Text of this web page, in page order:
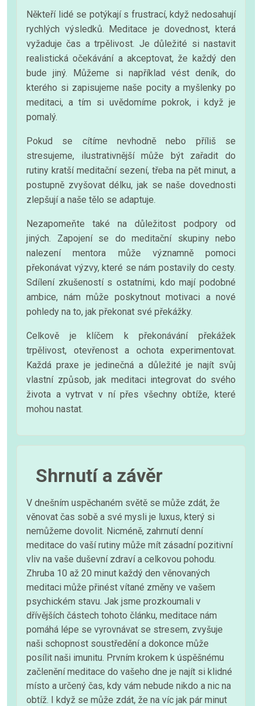
Někteří lidé se potýkají s frustrací, když nedosahují
rychlých výsledků. Meditace je dovednost, která
vyžaduje čas a trpělivost. Je důležité si nastavit
realistická očekávání a akceptovat, že každý den
bude jiný. Můžeme si například vést deník, do
kterého si zapisujeme naše pocity a myšlenky po
meditaci, a tím si uvědomíme pokrok, i když je
pomalý.
Pokud se cítíme nevhodně nebo příliš se
stresujeme, ilustrativnější může být zařadit do
rutiny kratší meditační sezení, třeba na pět minut, a
postupně zvyšovat délku, jak se naše dovednosti
zlepšují a naše tělo se adaptuje.
Nezapomeňte také na důležitost podpory od
jiných. Zapojení se do meditační skupiny nebo
nalezení mentora může významně pomoci
překonávat výzvy, které se nám postavily do cesty.
Sdílení zkušeností s ostatními, kdo mají podobné
ambice, nám může poskytnout motivaci a nové
pohledy na to, jak překonat své překážky.
Celkově je klíčem k překonávání překážek
trpělivost, otevřenost a ochota experimentovat.
Každá praxe je jedinečná a důležité je najít svůj
vlastní způsob, jak meditaci integrovat do svého
života a vytrvat v ní přes všechny obtíže, které
mohou nastat.
Shrnutí a závěr
V dnešním uspěchaném světě se může zdát, že
věnovat čas sobě a své mysli je luxus, který si
nemůžeme dovolit. Nicméně, zahrnutí denní
meditace do vaší rutiny může mít zásadní pozitivní
vliv na vaše duševní zdraví a celkovou pohodu.
Zhruba 10 až 20 minut každý den věnovaných
meditaci může přinést vítané změny ve vašem
psychickém stavu. Jak jsme prozkoumali v
dřívějších částech tohoto článku, meditace nám
pomáhá lépe se vyrovnávat se stresem, zvyšuje
naši schopnost soustředění a dokonce může
posílit naši imunitu. Prvním krokem k úspěšnému
začlenění meditace do vašeho dne je najít si klidné
místo a určený čas, kdy vám nebude nikdo a nic na
obtíž. I když se může zdát, že na víc jak pár minut